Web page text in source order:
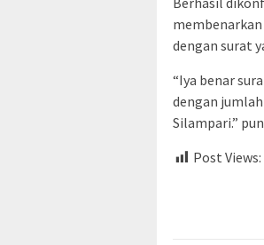
dengan surat
“Iya benar
dengan
Silampari.”
Post Views: